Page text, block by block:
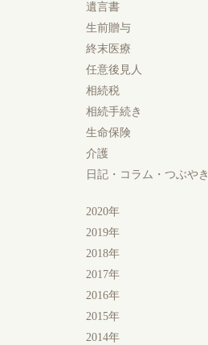
遺言書
生前贈与
終末医療
任意後見人
相続税
相続手続き
生命保険
介護
日記・コラム・つぶやき
2020年
2019年
2018年
2017年
2016年
2015年
2014年